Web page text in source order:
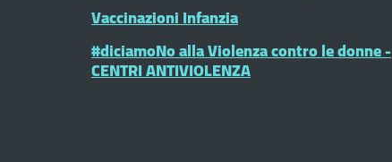
Vaccinazioni Infanzia
#diciamoNo alla Violenza contro le donne -
CENTRI ANTIVIOLENZA